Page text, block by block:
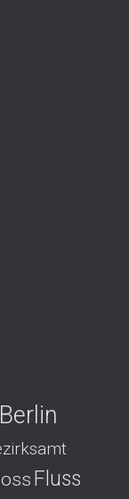
Berlin
Fluss